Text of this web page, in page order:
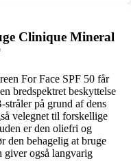
Clinique Mineral
For Face SPF 50 får
bredspektret beskyttelse
på grund af dens
velegnet til forskellige
er den oliefri og
den behagelig at bruge
giver også langvarig